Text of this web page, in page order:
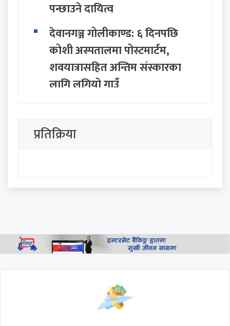
पन्छाउने दायित्व
देवानगञ्ज गोलीकाण्ड: ६ दिनपछि
कोशी अस्पतालमा पोस्टमार्टम,
शवयात्रासहित अन्तिम संस्कारका
लागि लगियो गाउँ
गर्ने ४७ जना विदेशी महिला
नेपालबाट डिपोर्ट (देश निकाला)
रणनीतिक कार्ड : 'निष्क्रिय बस्दैनौँ,
सेमिफाइनलमा, स्विट्जरल्यान्डमाथि
प्रतिक्रिया